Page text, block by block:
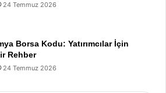
24 Temmuz 2026
Borsa Kodu: Yatırımcılar İçin
Rehber
24 Temmuz 2026